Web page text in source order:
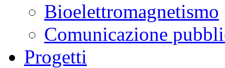
Bioelettromagnetismo
Comunicazione
Progetti